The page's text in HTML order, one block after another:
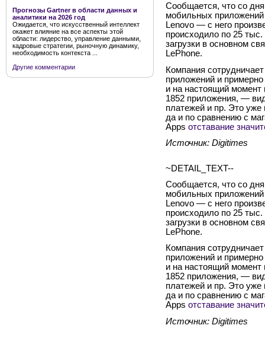
Прогнозы Gartner в области данных и
аналитики на 2026 год
Ожидается, что искусственный интеллект
окажет влияние на все аспекты этой
области: лидерство, управление данными,
кадровые стратегии, рыночную динамику,
необходимость контекста ...
Другие комментарии
Сообщается, что со
мобильных
Lenovo — с него
происходило по 25
загрузки в основном
LePhone.
Компания
приложений и
и на настоящий момент
1852 приложения, —
платежей и пр. Это уже
да и по сравнению с
Apps отставание
Источник: Digitimes
~DETAIL_TEXT--
Сообщается, что со
мобильных
Lenovo — с него
происходило по 25
загрузки в основном
LePhone.
Компания
приложений и
и на настоящий момент
1852 приложения, —
платежей и пр. Это уже
да и по сравнению с
Apps отставание
Источник: Digitimes